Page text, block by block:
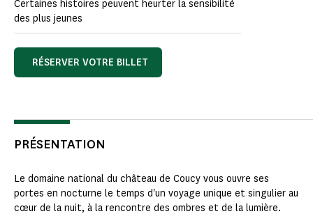
Certaines histoires peuvent heurter la sensibilité
des plus jeunes
RÉSERVER VOTRE BILLET
PRÉSENTATION
Le domaine national du château de Coucy vous ouvre ses
portes en nocturne le temps d'un voyage unique et singulier au
cœur de la nuit, à la rencontre des ombres et de la lumière.